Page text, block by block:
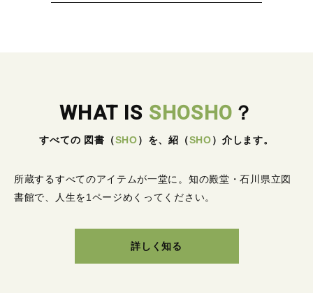
WHAT IS SHOSHO ？
すべての 図書 （SHO） を、紹 （SHO） 介します。
所蔵するすべてのアイテムが一堂に。 知の殿堂・石川県立図
書館で、人生を1ページめくってください。
詳しく知る